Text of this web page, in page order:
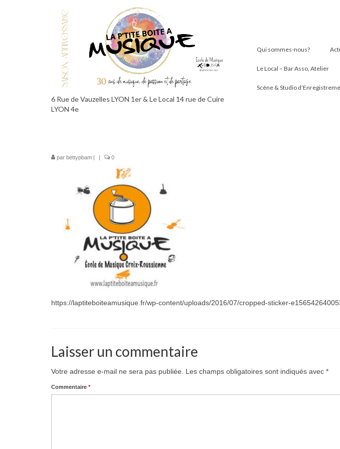
6 Rue de Vauzelles LYON 1er & Le Local 14 rue de Cuire
LYON 4e
Qui sommes-nous?
Le Local – Bar Asso, Atelier
Scène & Studio
par bettypbam | | 0
https://laptiteboiteamusique.fr/wp-content/uploads/2016/07/cropped-sticker-
Laisser un commentaire
Votre adresse e-mail ne sera pas publiée. Les champs obligatoires sont indiqués avec *
Commentaire *